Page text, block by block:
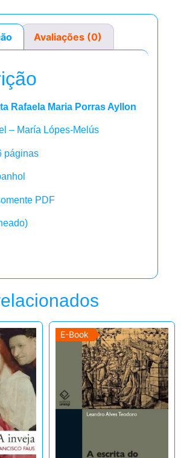
Avaliações (0)
Rafaela Maria Porras Ayllon
– María Lópes-Melús
páginas
PDF
E-Book